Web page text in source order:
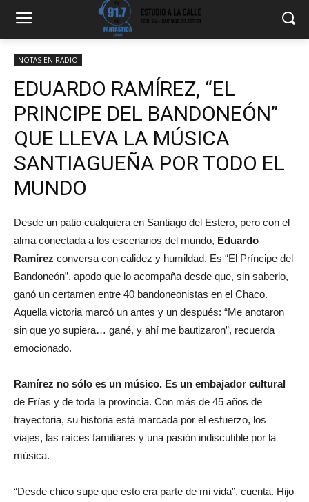
NOTAS EN RADIO
EDUARDO RAMÍREZ, “EL
PRINCIPE DEL BANDONEÓN”
QUE LLEVA LA MÚSICA
SANTIAGUEÑA POR TODO EL
MUNDO
Desde un patio cualquiera en Santiago del Estero, pero con el
alma conectada a los escenarios del mundo, Eduardo
Ramírez conversa con calidez y humildad. Es “El Príncipe del
Bandoneón”, apodo que lo acompaña desde que, sin saberlo,
ganó un certamen entre 40 bandoneonistas en el Chaco.
Aquella victoria marcó un antes y un después: “Me anotaron
sin que yo supiera… gané, y ahí me bautizaron”, recuerda
emocionado.
Ramírez no sólo es un músico. Es un embajador cultural
de Frías y de toda la provincia. Con más de 45 años de
trayectoria, su historia está marcada por el esfuerzo, los
viajes, las raíces familiares y una pasión indiscutible por la
música.
“Desde chico supe que esto era parte de mi vida”, cuenta. Hijo